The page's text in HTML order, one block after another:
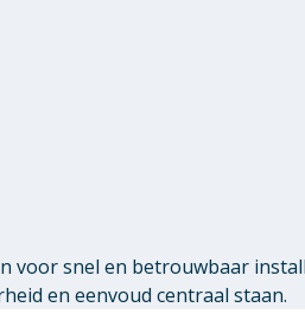
voor snel en betrouwbaar
en eenvoud centraal staan.